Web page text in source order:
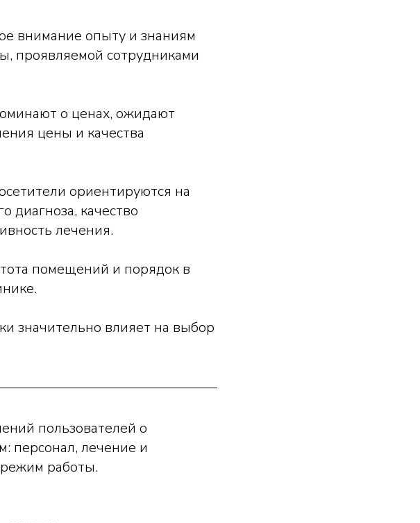
внимание опыту и знаниям
проявляемой сотрудниками
о ценах, ожидают
цены и качества
ориентируются на
диагноза, качество
лечения.
помещений и порядок в
значительно влияет на выбор
пользователей о
персонал, лечение и
работы.